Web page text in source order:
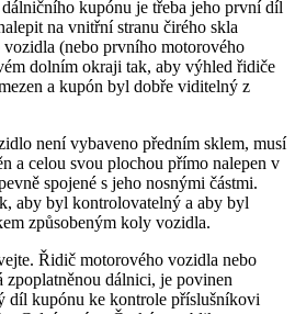
kupónu je třeba jeho první díl
na vnitřní stranu čirého skla
(nebo prvního motorového
dolním okraji tak, aby výhled řidiče
a kupón byl dobře viditelný z
není vybaveno předním sklem, musí
a celou svou plochou přímo nalepen v
spojené s jeho nosnými částmi.
aby byl kontrolovatelný a aby byl
způsobeným koly vozidla.
Řidič motorového vozidla nebo
dálnici, je povinen
díl kupónu ke kontrole příslušníkovi